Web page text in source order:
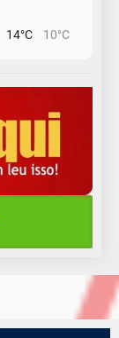
14°C 10°C
15°C 11°C